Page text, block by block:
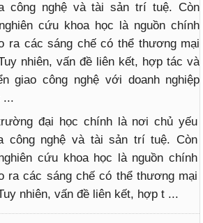
công nghệ và tài sản trí tuệ. Còn
cứu khoa học là nguồn chính
ra các sáng chế có thể thương mại
nhiên, vấn đề liên kết, hợp tác và
giao công nghệ với doanh nghiệp
...
đại học chính là nơi chủ yếu
công nghệ và tài sản trí tuệ. Còn
cứu khoa học là nguồn chính
ra các sáng chế có thể thương mại
nhiên, vấn đề liên kết, hợp t ...